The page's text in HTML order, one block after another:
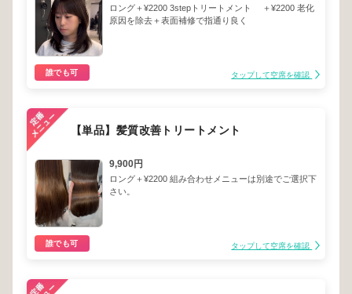
ロング＋¥2200 3stepトリートメント ＋¥2200 老化
原因を除去＋表面補修で指通り良く
誰でも可 タップして空席を確認
【単品】髪質改善トリートメント
9,900円
ロング＋¥2200 組み合わせメニューは別途でご選択下
さい。
誰でも可 タップして空席を確認